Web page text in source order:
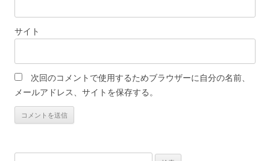
サイト
次回のコメントで使用するためブラウザーに自分の名前、
メールアドレス、サイトを保存する。